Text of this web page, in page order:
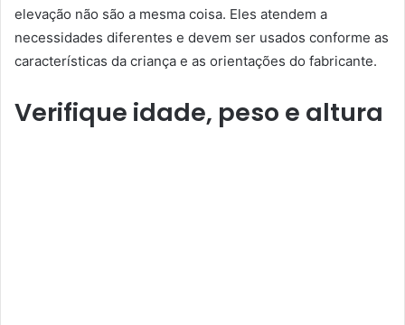
elevação não são a mesma coisa. Eles atendem a
necessidades diferentes e devem ser usados conforme as
características da criança e as orientações do fabricante.
Verifique idade, peso e altura